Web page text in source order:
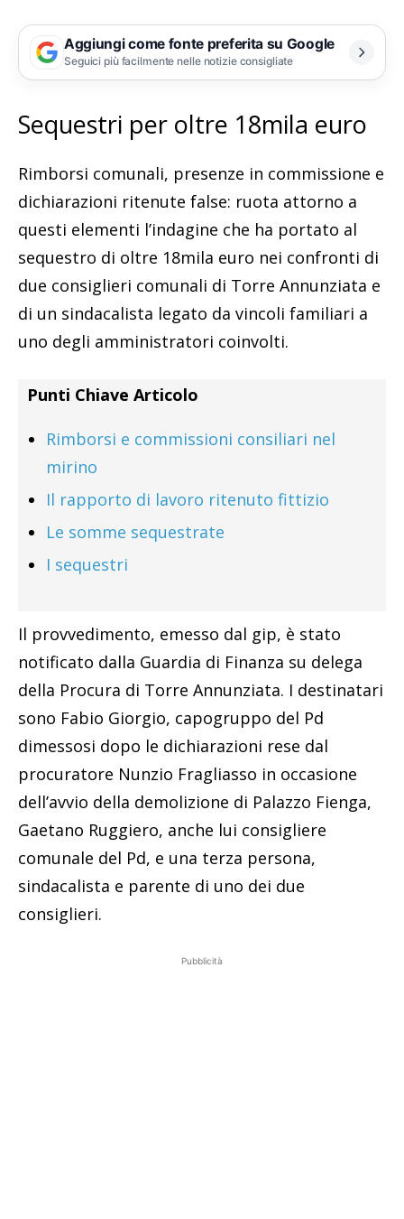
Aggiungi come fonte preferita su Google
Seguici più facilmente nelle notizie consigliate
Sequestri per oltre 18mila euro
Rimborsi comunali, presenze in commissione e
dichiarazioni ritenute false: ruota attorno a
questi elementi l’indagine che ha portato al
sequestro di oltre 18mila euro nei confronti di
due consiglieri comunali di Torre Annunziata e
di un sindacalista legato da vincoli familiari a
uno degli amministratori coinvolti.
Punti Chiave Articolo
Rimborsi e commissioni consiliari nel
mirino
Il rapporto di lavoro ritenuto fittizio
Le somme sequestrate
I sequestri
Il provvedimento, emesso dal gip, è stato
notificato dalla Guardia di Finanza su delega
della Procura di Torre Annunziata. I destinatari
sono Fabio Giorgio, capogruppo del Pd
dimessosi dopo le dichiarazioni rese dal
procuratore Nunzio Fragliasso in occasione
dell’avvio della demolizione di Palazzo Fienga,
Gaetano Ruggiero, anche lui consigliere
comunale del Pd, e una terza persona,
sindacalista e parente di uno dei due
consiglieri.
Pubblicità